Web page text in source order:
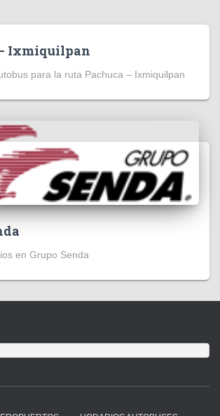
Ixmiquilpan
para la ruta Pachuca – Ixmiquilpan
en Grupo Senda